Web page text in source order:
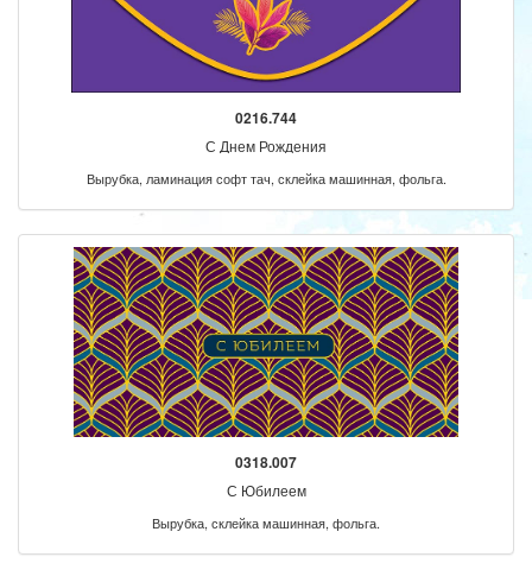
0216.744
С Днем Рождения
Вырубка, ламинация софт тач, склейка машинная, фольга.
0318.007
С Юбилеем
Вырубка, склейка машинная, фольга.